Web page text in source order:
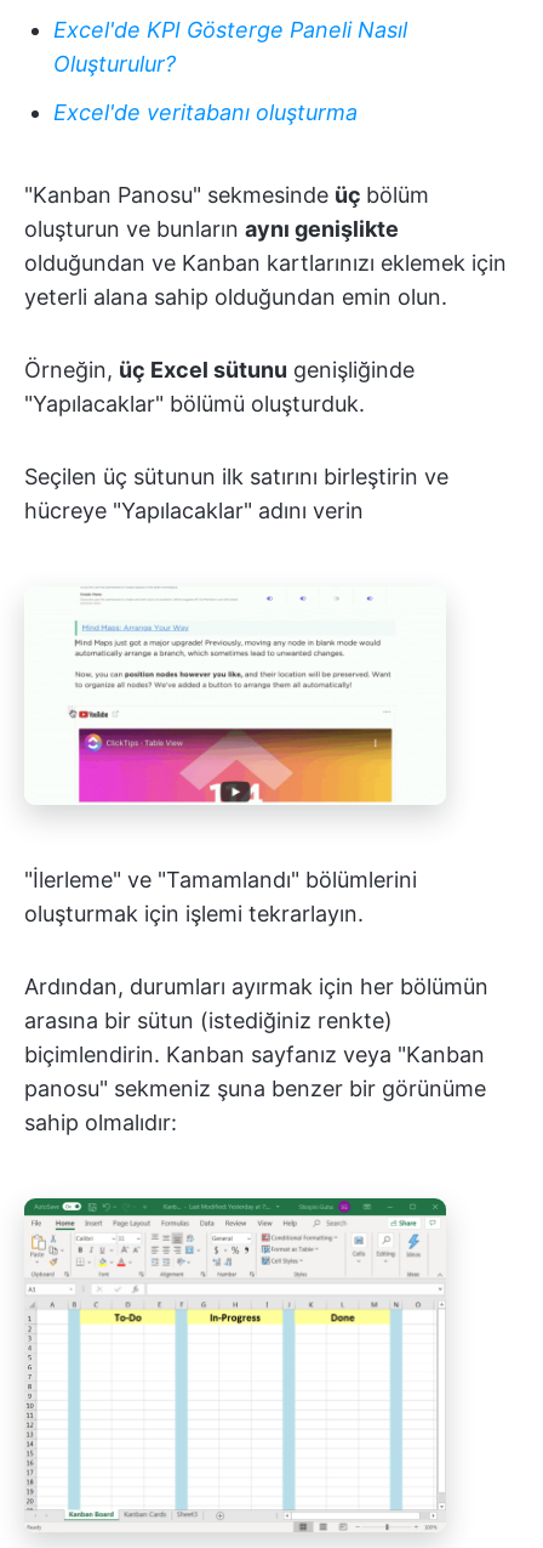
Excel'de KPI Gösterge Paneli Nasıl
Oluşturulur?
Excel'de veritabanı oluşturma
"Kanban Panosu" sekmesinde üç bölüm
oluşturun ve bunların aynı genişlikte
olduğundan ve Kanban kartlarınızı eklemek için
yeterli alana sahip olduğundan emin olun.
Örneğin, üç Excel sütunu genişliğinde
"Yapılacaklar" bölümü oluşturduk.
Seçilen üç sütunun ilk satırını birleştirin ve
hücreye "Yapılacaklar" adını verin
"İlerleme" ve "Tamamlandı" bölümlerini
oluşturmak için işlemi tekrarlayın.
Ardından, durumları ayırmak için her bölümün
arasına bir sütun (istediğiniz renkte)
biçimlendirin. Kanban sayfanız veya "Kanban
panosu" sekmeniz şuna benzer bir görünüme
sahip olmalıdır: